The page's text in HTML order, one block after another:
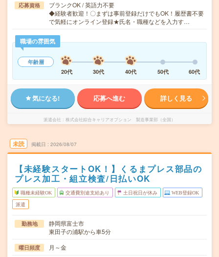
応募資格
ブランクOK / 英語力不要
◆経験者歓迎！〇まずは事前登録だけでもOK！履歴書不要
で気軽にオンライン登録★氏名・職種などを入力す…
職場の雰囲気
年齢層
20代
30代 40代 50代 60代
気になる! 応募へ進む 詳しく見る
派遣会社 株式会社綜合キャリアオプション 製造事業部（全国）
未読 掲載日 2026/08/07
【未経験スタートOK！】くるまプレス部品の
プレス加工・組立検査/日払いOK
職種未経験OK 交通費別途支給あり 土日祝日が休み WEB登録OK
派遣
勤務地
静岡県富士市
東田子の浦駅から車5分
曜日頻度 月～金